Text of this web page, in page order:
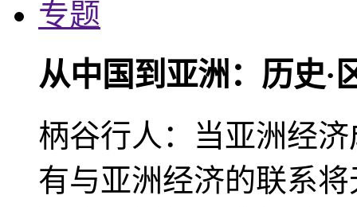
专题
从中国到亚洲：历史·
柄谷行人：当亚洲经
有与亚洲经济的联系